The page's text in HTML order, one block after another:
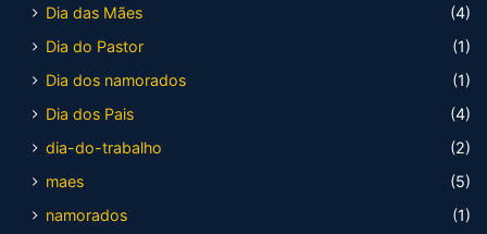
Dia das Mães
(4)
Dia do Pastor
(1)
Dia dos namorados
(1)
Dia dos Pais
(4)
dia-do-trabalho
(2)
maes
(5)
namorados
(1)